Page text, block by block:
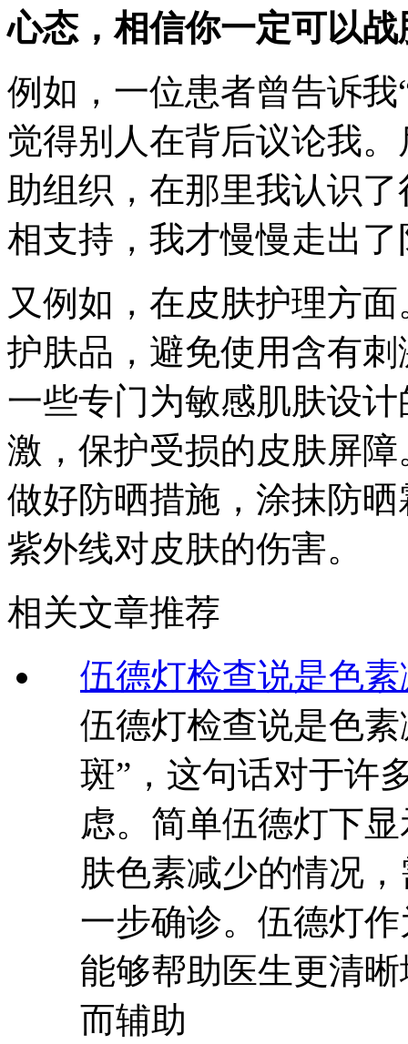
心态，相信你一定可以
例如，一位患者曾告诉
觉得别人在背后议论我
助组织，在那里我认识
相支持，我才慢慢走出了
又例如，在皮肤护理方
护肤品，避免使用含有
一些专门为敏感肌肤设
激，保护受损的皮肤屏
做好防晒措施，涂抹防
紫外线对皮肤的伤害。
相关文章推荐
伍德灯检查说是色
伍德灯检查说是色
斑”，这句话对于许
虑。简单伍德灯下
肤色素减少的情况
一步确诊。伍德灯
能够帮助医生更清
而辅助